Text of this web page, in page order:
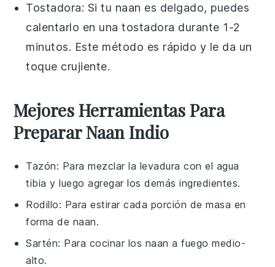
Tostadora: Si tu naan es delgado, puedes
calentarlo en una tostadora durante 1-2
minutos. Este método es rápido y le da un
toque crujiente.
Mejores Herramientas Para
Preparar Naan Indio
Tazón: Para mezclar la levadura con el agua
tibia y luego agregar los demás ingredientes.
Rodillo: Para estirar cada porción de masa en
forma de naan.
Sartén: Para cocinar los naan a fuego medio-
alto.